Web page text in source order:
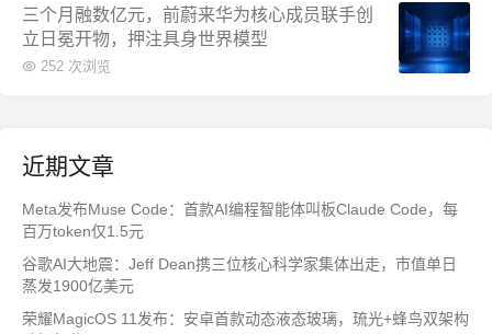
三个月融数亿元，前蔚来华为核心成员联手创
立日冕开物，押注具身世界模型
252 次浏览
近期文章
Meta发布Muse Code：首款AI编程智能体叫板Claude Code，每
百万token仅1.5元
谷歌AI大地震：Jeff Dean携三位核心科学家集体出走，市值单日
蒸发1900亿美元
荣耀MagicOS 11发布：安卓首款动态液态玻璃，琉光+蜂鸟双架构